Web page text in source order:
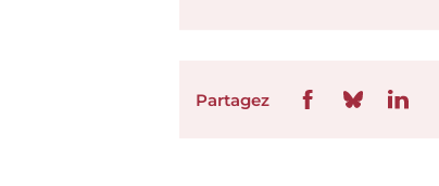
Partagez